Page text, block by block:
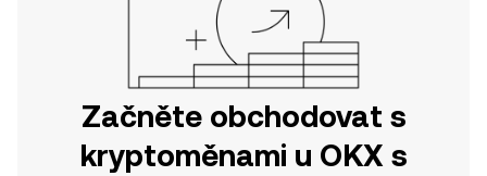
Začněte obchodovat s
kryptoměnami u OKX s